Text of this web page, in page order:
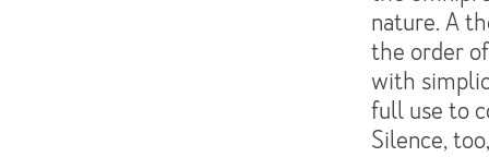
nature. A
the order of
with
full use to
Silence,